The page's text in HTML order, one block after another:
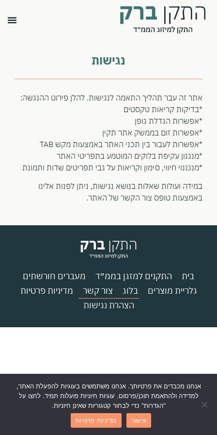
נגישות
אתר זה עבר תהליך התאמה לנגישות. להלן פירוט ההנגשה:
*בדיקות קריאות טקסטים
*אפשרות הגדלת גופן
*אפשרות זום בממשק אתר תקין
*אפשרות לעבור בין תכני האתר באמצעות מקש TAB
*מנגנון עקיפת בלוקים המוטמע בתפריטי האתר
*מנגננוי חיווי, סימון וקריאות על גבי תפריטים שדות ותמונת
במידה ועולות שאלות בנושא נגישות, ניתן לפנות אלינו
באמצעות טופס צור הקשר של האתר.
בית התקנים למזגן בממ״ד
מעברים חורשתים
גלריית מוצרים
בלוג צור קשר
מדיניות פרטיות
הצהרת נגישות
אנחנו מכבדים את פרטיותך. אנחנו משתמשים בעוגיות להפעלת האתר,
למדידה ולהתאמת תוכן/פרסום. עוגיות חיוניות פועלות תמיד. לחצו על
"הגדרות" כדי לבחור קטגוריות שאינן חיוניות.
אישור
מדיניות פרטיות